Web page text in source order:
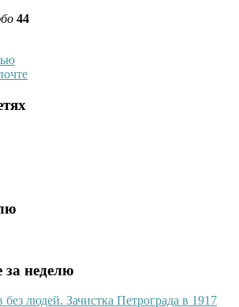
44
за неделю
без людей. Зачистка Петрограда в 1917